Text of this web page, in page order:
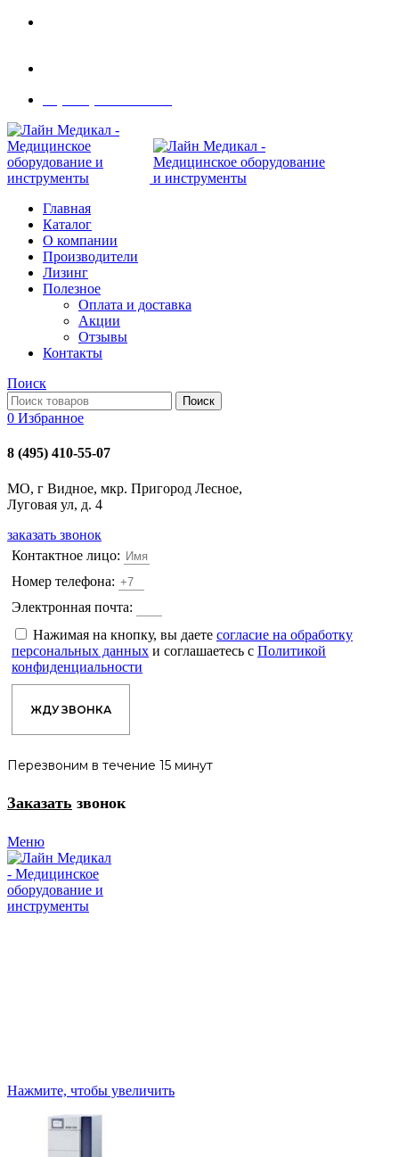
Главная
Каталог
О компании
Производители
Лизинг
Полезное
Оплата и доставка
Акции
Отзывы
Контакты
Поиск
Поиск
0 Избранное
8 (495) 410-55-07
МО, г Видное, мкр. Пригород Лесное,
Луговая ул, д. 4
заказать звонок
Контактное лицо:
Номер телефона:
Электронная почта:
Нажимая на кнопку, вы даете согласие на обработку
персональных данных и соглашаетесь с Политикой
конфиденциальности
ЖДУ ЗВОНКА
Перезвоним в течение 15 минут
Заказать звонок
Меню
Нажмите, чтобы увеличить